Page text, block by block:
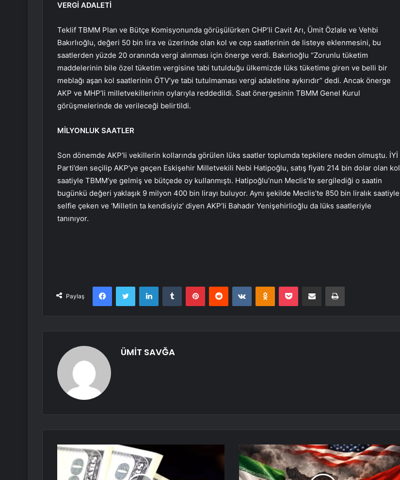
VERGİ ADALETİ
Teklif TBMM Plan ve Bütçe Komisyonunda görüşülürken CHP’li Cavit Arı, Ümit Özlale ve Vehbi
Bakırlıoğlu, değeri 50 bin lira ve üzerinde olan kol ve cep saatlerinin de listeye eklenmesini, bu
saatlerden yüzde 20 oranında vergi alınması için önerge verdi. Bakırlıoğlu “Zorunlu tüketim
maddelerinin bile özel tüketim vergisine tabi tutulduğu ülkemizde lüks tüketime giren ve belli bir
meblağı aşan kol saatlerinin ÖTV’ye tabi tutulmaması vergi adaletine aykırıdır” dedi. Ancak önerge
AKP ve MHP’li milletvekillerinin oylarıyla reddedildi. Saat önergesinin TBMM Genel Kurul
görüşmelerinde de verileceği belirtildi.
MİLYONLUK SAATLER
Son dönemde AKP’li vekillerin kollarında görülen lüks saatler toplumda tepkilere neden olmuştu. İYİ
Parti’den seçilip AKP’ye geçen Eskişehir Milletvekili Nebi Hatipoğlu, satış fiyatı 214 bin dolar olan kol
saatiyle TBMM’ye gelmiş ve bütçede oy kullanmıştı. Hatipoğlu’nun Meclis’te sergilediği o saatin
bugünkü değeri yaklaşık 9 milyon 400 bin lirayı buluyor. Aynı şekilde Meclis’te 850 bin liralık saatiyle
selfie çeken ve ‘Milletin ta kendisiyiz’ diyen AKP’li Bahadır Yenişehirlioğlu da lüks saatleriyle
tanınıyor.
Paylaş
FacebookTwitter LinkedInTumblr PinterestReddit VKontakteOdnoklassniki
Pocket E-Posta ile paylaş Yazdır
ÜMİT SAVĞA